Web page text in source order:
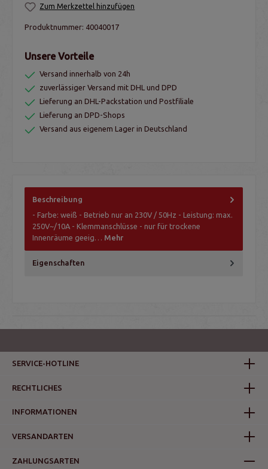
Zum Merkzettel hinzufügen
Produktnummer: 40040017
Unsere Vorteile
Versand innerhalb von 24h
zuverlässiger Versand mit DHL und DPD
Lieferung an DHL-Packstation und Postfiliale
Lieferung an DPD-Shops
Versand aus eigenem Lager in Deutschland
Beschreibung
- Farbe: weiß - Betrieb nur an 230V / 50Hz - Leistung: max.
250V~/10A - Klemmanschlüsse - nur für trockene
Innenräume geeig… Mehr
Eigenschaften
SERVICE-HOTLINE
RECHTLICHES
INFORMATIONEN
VERSANDARTEN
ZAHLUNGSARTEN